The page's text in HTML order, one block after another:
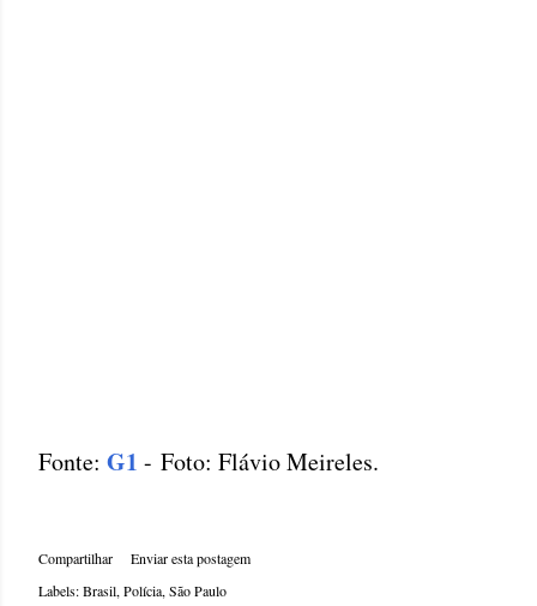
Fonte: G1 - Foto: Flávio Meireles.
Compartilhar
Enviar esta postagem
Labels:Brasil Polícia São Paulo